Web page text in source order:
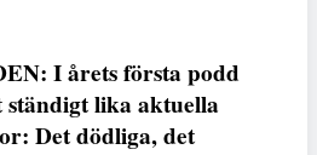
I årets första podd
lika aktuella
Det dödliga, det